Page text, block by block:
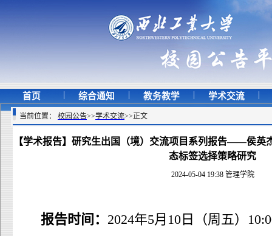
首页 | 综合通知 | 教务教学 | 学术交流 |
当前位置： 校园公告>>学术交流>>正文
【学术报告】研究生出国（境）交流项目系列报告——侯英
态标签选择策略研究
2024-05-04 19:38 管理学院
报告时间： 2024年5月10日（周五）